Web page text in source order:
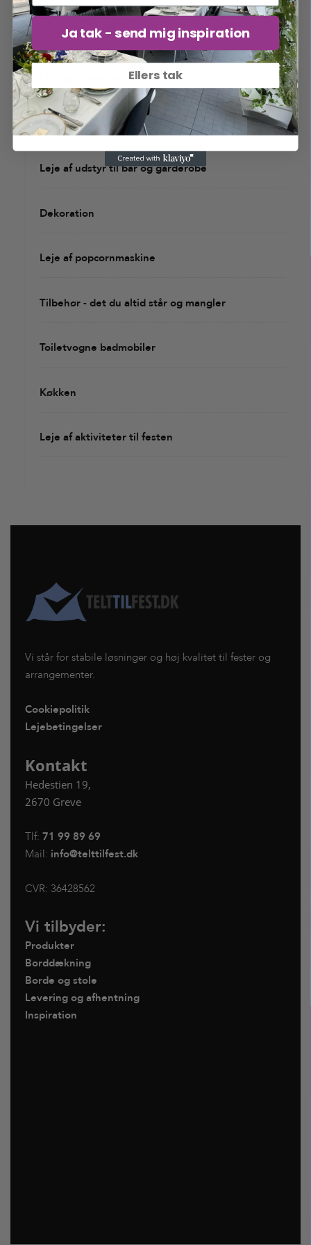
Cocktails og drinks
Leje af varmekanon
Lej slushice maskine
Leje af udstyr til bar og garderobe
Dekoration
Leje af popcornmaskine
Tilbehør - det du altid står og mangler
Toiletvogne badmobiler
Køkken
Leje af aktiviteter til festen
Vi står for stabile løsninger og høj kvalitet til fester og
arrangementer.
Cookiepolitik
Lejebetingelser
Kontakt
Hedestien 19,
2670 Greve
Tlf: 71 99 89 69
Mail: info@telttilfest.dk
CVR: 36428562
Vi tilbyder:
Produkter
Borddækning
Borde og stole
Levering og afhentning
Inspiration
Ja tak - send mig inspiration
Ellers tak